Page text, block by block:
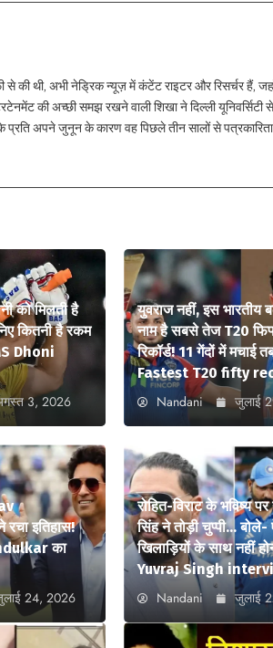
से की थी, अभी नेड्रिक न्यूज़ में कंटेंट राइटर और रिसर्चर हैं,
की अच्छी समझ रखने वाली शिखा ने दिल्ली यूनिवर्सिटी
प्रति अपने जुनून के कारण वह पिछले तीन सालों से
को मिलती है
कितनी है रकम
Dhoni
3, 2026
युवराज नहीं, इस भारतीय
नाम है सबसे तेज T20
रिकॉर्ड! 11 गेंदों में मचाई
Fastest T20 fifty
Nandani जुलाई
इतिहास!
का
24, 2026
रोहित-विराट के भविष्य
सिंह ने तोड़ी चुप्पी… बोले-
खिलाड़ियों के साथ नहीं
Yuvraj Singh
Nandani जुलाई